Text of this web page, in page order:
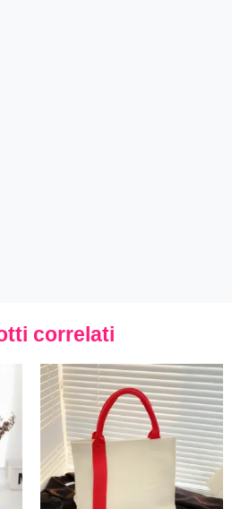
correlati